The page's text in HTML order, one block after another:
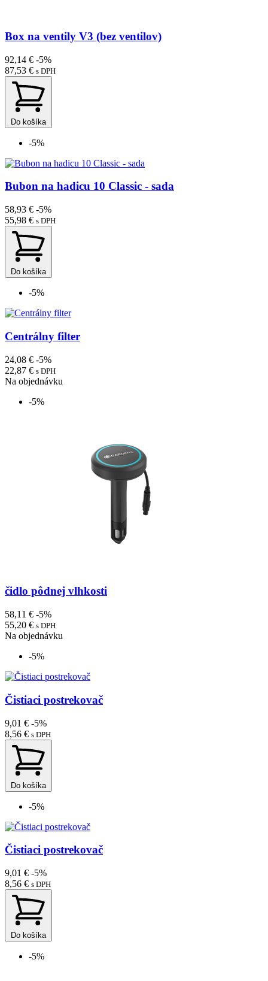
Box na ventily V3 (bez ventilov)
92,14 € -5%
87,53 € s DPH
Do košíka
-5%
Bubon na hadicu 10 Classic - sada
58,93 € -5%
55,98 € s DPH
Do košíka
-5%
Centrálny filter
24,08 € -5%
22,87 € s DPH
Na objednávku
-5%
čidlo pôdnej vlhkosti
58,11 € -5%
55,20 € s DPH
Na objednávku
-5%
Čistiaci postrekovač
9,01 € -5%
8,56 € s DPH
Do košíka
-5%
Čistiaci postrekovač
9,01 € -5%
8,56 € s DPH
Do košíka
-5%